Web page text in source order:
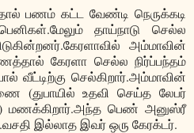
பணம் கட்ட வேண்டி நெருக்கடி
தாய்நாடு செல்ல
அம்மாவின்
கேரளா செல்ல நிர்ப்பந்தம்
வீட்டிற்கு செல்கிறார்.அம்மாவின்
(துபாயில் உதவி செய்த லேபர்
) மணக்கிறார்.அந்த பெண் அனுஸ்ரீ
இல்லாத இவர் ஒரு கேரக்டர்.